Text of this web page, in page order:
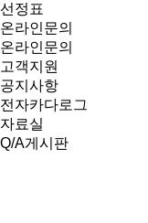
선정표
온라인문의
온라인문의
고객지원
공지사항
전자카다로그
자료실
Q/A게시판